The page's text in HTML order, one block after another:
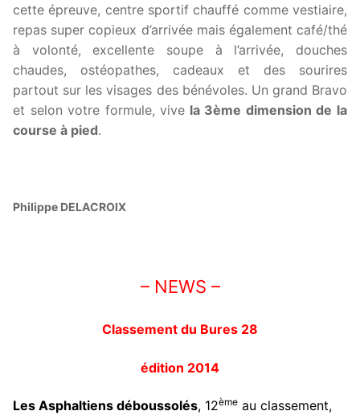
cette épreuve, centre sportif chauffé comme vestiaire,
repas super copieux d’arrivée mais également café/thé
à volonté, excellente soupe à l’arrivée, douches
chaudes, ostéopathes, cadeaux et des sourires
partout sur les visages des bénévoles. Un grand Bravo
et selon votre formule, vive la 3ème dimension de la
course à pied.
Philippe DELACROIX
– NEWS –
Classement du Bures 28
édition 2014
Les Asphaltiens déboussolés, 12ème au classement,